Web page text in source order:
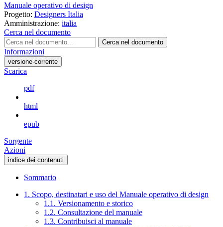
Manuale operativo di design
Progetto: Designers Italia
Amministrazione: italia
Cerca nel documento
Cerca nel documento
Informazioni
versione-corrente
Scarica
pdf
html
epub
Sorgente
Azioni
indice dei contenuti
Sommario
1. Scopo, destinatari e uso del Manuale operativo di design
1.1. Versionamento e storico
1.2. Consultazione del manuale
1.3. Contribuisci al manuale